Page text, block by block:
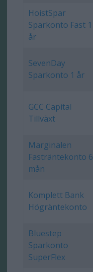
HoistSpar
Sparkonto Fast 1
år
SevenDay
Sparkonto 1 år
GCC Capital
Tillväxt
Marginalen
Fasträntekonto 6
mån
Komplett Bank
Högräntekonto
Bluestep
Sparkonto
SuperFlex